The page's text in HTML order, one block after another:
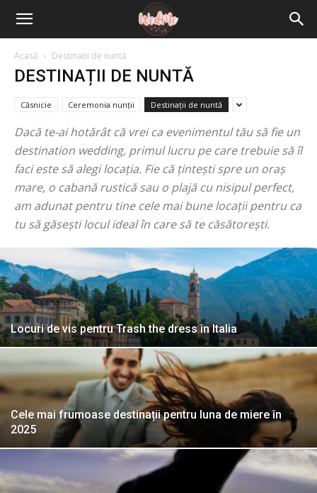
Acasă Destinații de nuntă
DESTINAȚII DE NUNTĂ
Căsnicie Ceremonia nunții Destinații de nuntă
Dacă te-ai hotărât că vrei ca evenimentul tău să fie un
destination wedding, primul lucru pe care trebuie să îl
faci este să alegi locația. Fie că țintești spre un oraș
mare, o cabană rustică sau o plajă cu nisipul perfect,
am adunat pentru tine cele mai bune locații pentru ca
tu să găsești locul ideal în care să te căsătorești.
Locuri de vis pentru Trash the dress în Italia
Cele mai frumoase destinații pentru luna de miere în
2025